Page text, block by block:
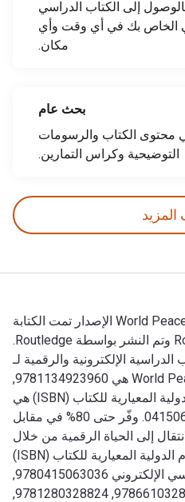
إلى الكتاب الدراسي
الخاص بك في أي وقت وأي
مكان.
بحث عام
محتوى الكتاب والرسومات
التوضيحية وكراس التمارين.
World Peace and the Human Family 1st الإصدار تمت الكتابة
بواسطة Roy Weatherford وتم النشر بواسطة Routledge.
الدراسية الإلكترونية والرقمية لـ
World Peace and the Human Family هي 9781134923960,
1134923961 و الأرقام الدولية المعيارية للكتاب (ISBN) هي
9780415063029, 0415063027. وفّر حتى 80% في مقابل
إلى الحياة الرقمية من خلال
VitalSource. تشمل الأرقام الدولية المعيارية للكتاب (ISBN)
للكتاب الدراسي الإلكتروني 9780415063036,
9780203072783, 9786610328826, 9781280328824,